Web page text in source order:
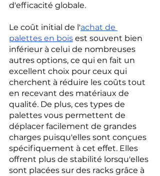
d'efficacité globale.
Le coût initial de l'achat de
palettes en bois est souvent bien
inférieur à celui de nombreuses
autres options, ce qui en fait un
excellent choix pour ceux qui
cherchent à réduire les coûts tout
en recevant des matériaux de
qualité. De plus, ces types de
palettes vous permettent de
déplacer facilement de grandes
charges puisqu'elles sont conçues
spécifiquement à cet effet. Elles
offrent plus de stabilité lorsqu'elles
sont placées sur des racks grâce à